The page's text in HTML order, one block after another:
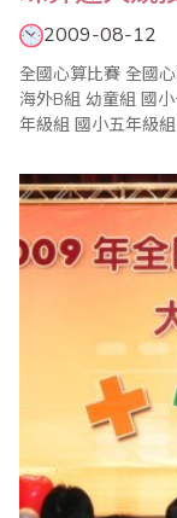
2009-08-12
全國心算比賽 全國心算比賽暨 國際心算邀請賽 成績公告 海外A組
海外B組 幼童組 國小一年級組 國小二年級組 國小三年級組 國小四